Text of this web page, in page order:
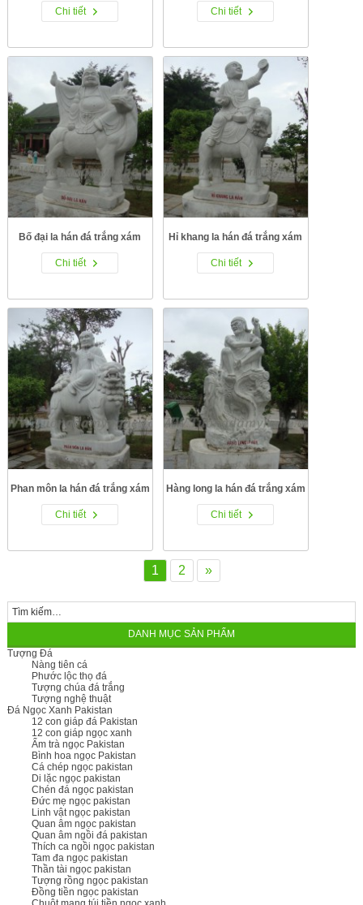
Chi tiết Chi tiết
Bố đại la hán đá trắng xám
Chi tiết
Hỉ khang la hán đá trắng xám
Chi tiết
Phan môn la hán đá trắng xám
Chi tiết
Hàng long la hán đá trắng xám
Chi tiết
1 2 »
DANH MỤC SẢN PHẨM
Tượng Đá
Nàng tiên cá
Phước lộc thọ đá
Tượng chúa đá trắng
Tượng nghệ thuật
Đá Ngọc Xanh Pakistan
12 con giáp đá Pakistan
12 con giáp ngọc xanh
Ấm trà ngọc Pakistan
Bình hoa ngọc Pakistan
Cá chép ngọc pakistan
Di lặc ngọc pakistan
Chén đá ngọc pakistan
Đức mẹ ngọc pakistan
Linh vật ngọc pakistan
Quan âm ngọc pakistan
Quan âm ngồi đá pakistan
Thích ca ngồi ngọc pakistan
Tam đa ngọc pakistan
Thần tài ngọc pakistan
Tượng rồng ngọc pakistan
Đồng tiền ngọc pakistan